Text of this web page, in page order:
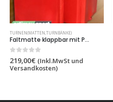
TURNEN(MATTEN,TURNBÄNKE)
Faltmatte klappbar mit PVC-Überzug, 200x120x5 cm, Artikelnr. 237-4
0out of 5
219,00€ (Inkl.MwSt und
Versandkosten)